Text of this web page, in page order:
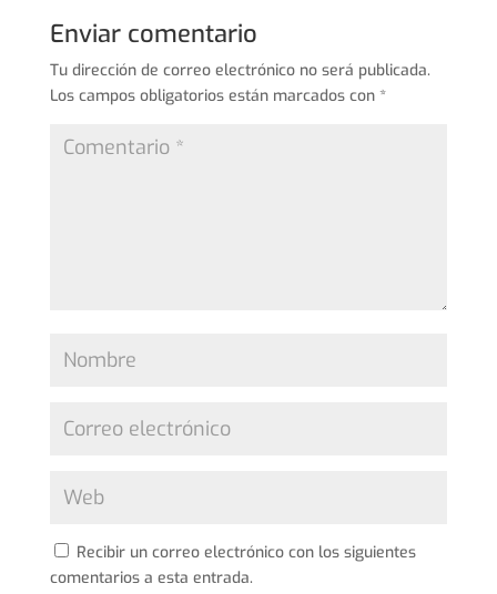
Enviar comentario
Tu dirección de correo electrónico no será publicada.
Los campos obligatorios están marcados con *
Recibir un correo electrónico con los siguientes
comentarios a esta entrada.